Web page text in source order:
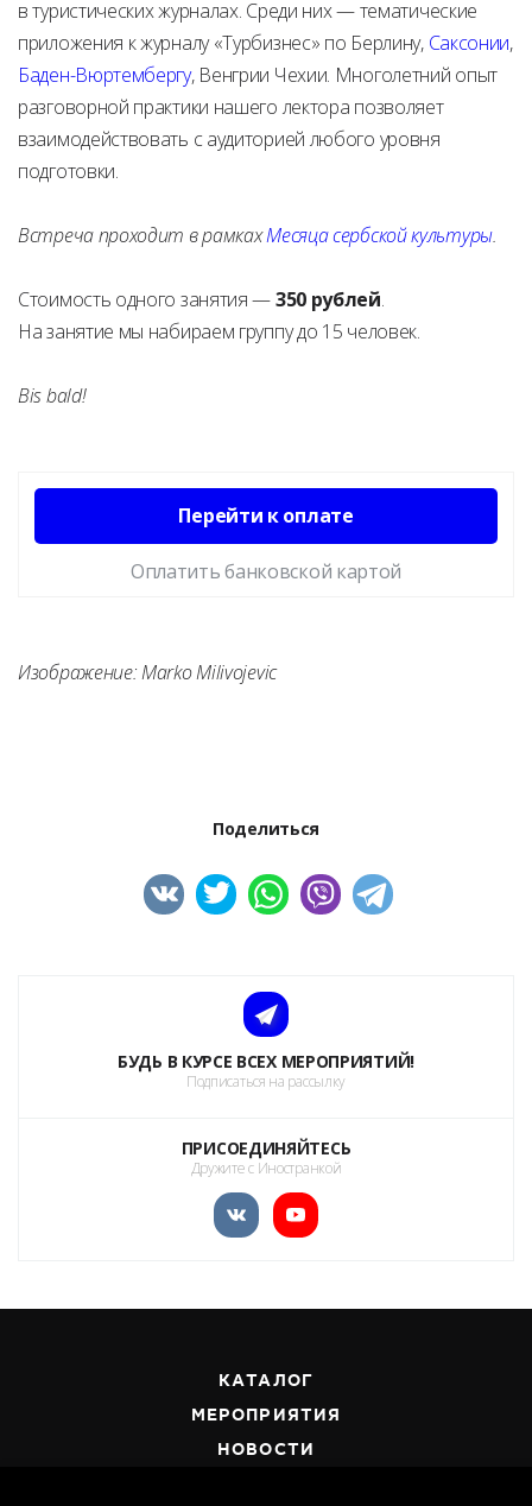
в туристических журналах. Среди них — тематические
приложения к журналу «Турбизнес» по Берлину, Саксонии,
Баден-Вюртембергу, Венгрии Чехии. Многолетний опыт
разговорной практики нашего лектора позволяет
взаимодействовать с аудиторией любого уровня
подготовки.
Встреча проходит в рамкахМесяца сербской культуры.
Стоимость одного занятия —350 рублей.
На занятие мы набираем группу до 15 человек.
Bis bald!
Перейти к оплате
Оплатить банковской картой
Изображение: Marko Milivojevic
Поделиться
БУДЬ В КУРСЕ ВСЕХ МЕРОПРИЯТИЙ!
Подписаться на рассылку
ПРИСОЕДИНЯЙТЕСЬ
Дружите с Иностранкой
КАТАЛОГ
МЕРОПРИЯТИЯ
НОВОСТИ